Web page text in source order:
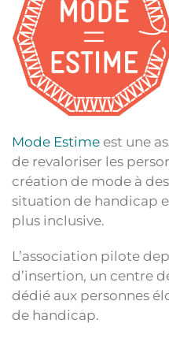
Mode Estime est une
de revaloriser les
création de mode à
situation de handicap
plus inclusive.
L’association pilote
d’insertion, un centre
dédié aux personnes
de handicap.